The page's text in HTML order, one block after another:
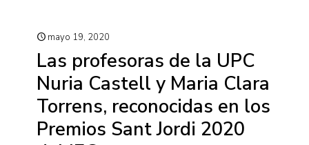
mayo 19, 2020
Las profesoras de la UPC
Nuria Castell y Maria Clara
Torrens, reconocidas en los
Premios Sant Jordi 2020